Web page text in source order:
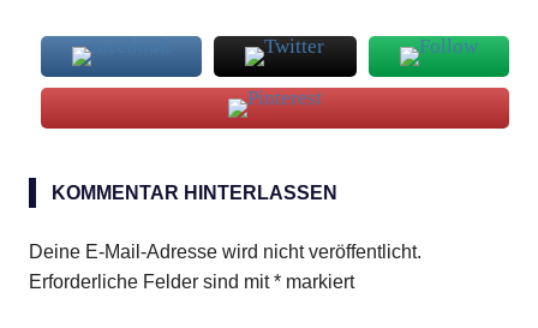
KOMMENTAR HINTERLASSEN
Deine E-Mail-Adresse wird nicht veröffentlicht.
Erforderliche Felder sind mit* markiert